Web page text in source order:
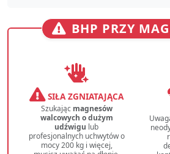
BHP PRZY
SIŁA ZGNIATAJĄCA
Szukając magnesów
walcowych o dużym
udźwigu lub
profesjonalnych uchwytów o
mocy 200 kg i więcej,